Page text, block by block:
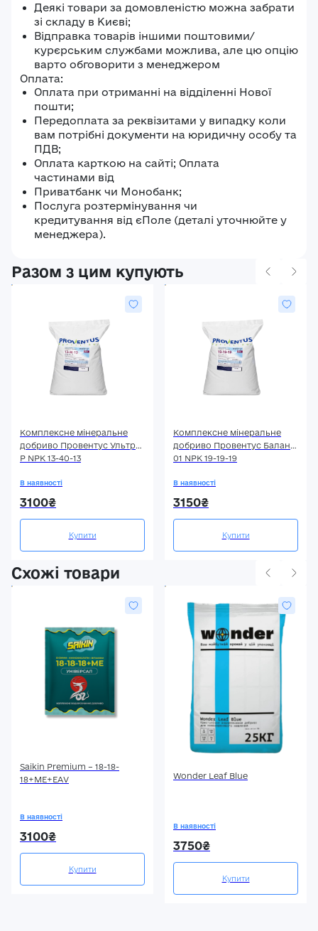
Деякі товари за домовленістю можна забрати
зі складу в Києві;
Відправка товарів іншими поштовими/
курєрським службами можлива, але цю опцію
варто обговорити з менеджером
Оплата:
Оплата при отриманні на відділенні Нової
пошти;
Передоплата за реквізитами у випадку коли
вам потрібні документи на юридичну особу та
ПДВ;
Оплата карткою на сайті; Оплата
частинами від
Приватбанк чи Монобанк;
Послуга розтермінування чи
кредитування від єПоле (деталі уточнюйте у
менеджера).
Разом з цим купують
Комплексне мінеральне
добриво Провентус Ультра
Р NPK 13-40-13
В наявності
3100₴
Купити
Комплексне мінеральне
добриво Провентус Баланс
01 NPK 19-19-19
В наявності
3150₴
Купити
Схожі товари
Saikin Premium – 18-18-
18+МЕ+ЕАV
В наявності
3100₴
Купити
Wonder Leaf Blue
В наявності
3750₴
Купити